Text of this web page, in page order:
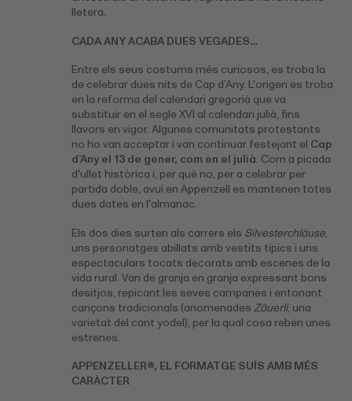
lletera.
CADA ANY ACABA DUES VEGADES…
Entre els seus costums més curiosos, es troba la
de celebrar dues nits de Cap d’Any. L'origen es troba
en la reforma del calendari gregorià que va
substituir en el segle XVI al calendari julià, fins
llavors en vigor. Algunes comunitats protestants
no ho van acceptar i van continuar festejant el Cap
d’Any el 13 de gener, com en el julià. Com a picada
d'ullet històrica i, per què no, per a celebrar per
partida doble, avui en Appenzell es mantenen totes
dues dates en l'almanac.
Els dos dies surten als carrers els Silvesterchläuse,
uns personatges abillats amb vestits típics i uns
espectaculars tocats decorats amb escenes de la
vida rural. Van de granja en granja expressant bons
desitjos, repicant les seves campanes i entonant
cançons tradicionals (anomenadesZäuerli, una
varietat del cant yodel), per la qual cosa reben unes
estrenes.
APPENZELLER®, EL FORMATGE SUÍS AMB MÉS
CARÀCTER